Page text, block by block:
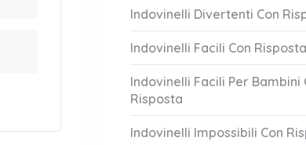
Indovinelli Divertenti Con
Indovinelli Facili Con Risposta
Indovinelli Facili Per Bambini
Risposta
Indovinelli Impossibili Con